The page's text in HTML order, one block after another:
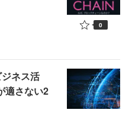
0
ネス活
適さない2